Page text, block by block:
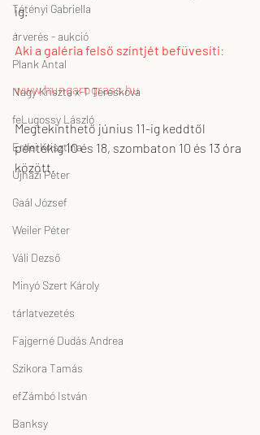
Tétényi Gabriella
árverés - aukció
Plank Antal
Nagy Kriszta x-T Tereskova
feLugossy László
Erdei Krisztina
Ujházi Péter
Gaál József
Weiler Péter
Váli Dezső
Minyó Szert Károly
tárlatvezetés
Fajgerné Dudás Andrea
Szikora Tamás
efZámbó István
Banksy
ig.
.
Aki a galéria felső színtjét befüvesíti:
www.hungarograss.hu
Megtekinthető június 11-ig keddtől
péntekig 10 és 18, szombaton 10 és 13 óra
között.